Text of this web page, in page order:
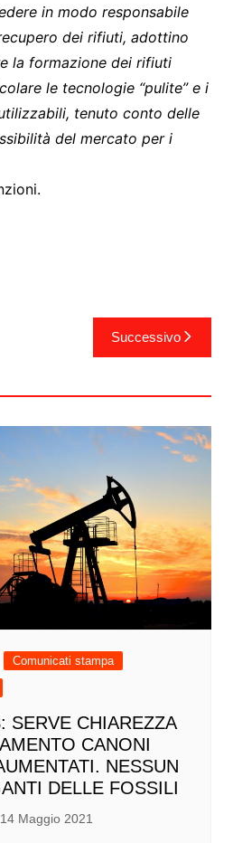
in modo responsabile
dei rifiuti, adottino
la formazione dei rifiuti
le tecnologie “pulite” e i
tenuto conto delle
del mercato per i
Successivo
Comunicati stampa
SERVE CHIAREZZA
CANONI
NESSUN
DELLE FOSSILI
14 Maggio 2021